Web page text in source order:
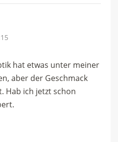
hat etwas unter meiner
aber der Geschmack
Hab ich jetzt schon